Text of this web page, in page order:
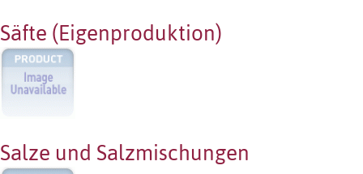
Säfte (Eigenproduktion)
Salze und Salzmischungen